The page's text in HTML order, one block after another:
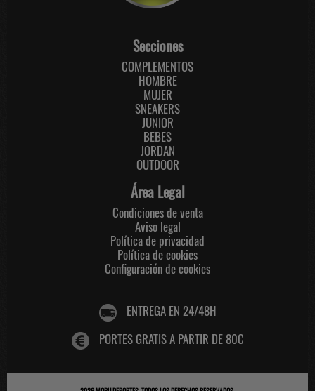
Secciones
COMPLEMENTOS
HOMBRE
MUJER
SNEAKERS
JUNIOR
BEBES
JORDAN
OUTDOOR
Área Legal
Condiciones de venta
Aviso legal
Política de privacidad
Política de cookies
Configuración de cookies
ENTREGA EN 24/48H
PORTES GRATIS A PARTIR DE 80€